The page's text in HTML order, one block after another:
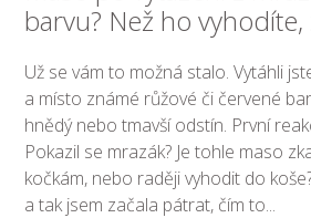
barvu? Než ho
Už se vám to možná stalo. Vytáhli
a místo známé růžové či červené
hnědý nebo tmavší odstín. První
Pokazil se mrazák? Je tohle maso
kočkám, nebo raději vyhodit do
a tak jsem začala pátrat, čím to...